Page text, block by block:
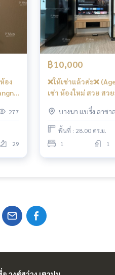
วนลอยฟ้า ห้องโยคะ ห้องต่อยมวย ห้อ
ด้วยระบบ Key Card ล็อคชั้น ( รอเปิดร
วโมง
อนโดติดbts #BTSบางนา
งด่วน P’muay
#ไบเ
วุธ #ไอดีโอบางนา #ไอดีโอโอทู
ซื้อดาวน์รีเจ้นท์บางนา #ขายดาวน์รีเจ้
ค่า277
29
฿10,000
❌ให้เช่าแล้วค่ะ❌
เช่า ห้องใหม่ สวย สว
ซักผ้า ❤️ค่าเช่า
บางนา แบริ่ง ลาซาล
พื้นที่ : 28.00 ตร.ม.
1
1